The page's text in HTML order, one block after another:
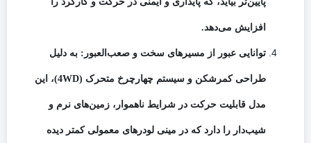
افزایش می‌دهد.
توانایی عبور از مسیرهای سخت و صعب‌العبور: به دلیل
طراحی کمرشکن و سیستم چهارچرخ متحرک (4WD)، این
مدل قابلیت حرکت در شرایط ناهموار، زمین‌های نرم و
شیب‌دار را دارد که در مینی لودرهای معمولی کمتر دیده